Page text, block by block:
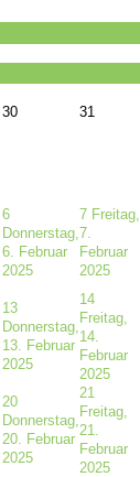
30 31
6
Donnerstag,
6. Februar
2025
7 Freitag,
7.
Februar
2025
13
Donnerstag,
13. Februar
2025
14
Freitag,
14.
Februar
2025
20
Donnerstag,
20. Februar
2025
21
Freitag,
21.
Februar
2025